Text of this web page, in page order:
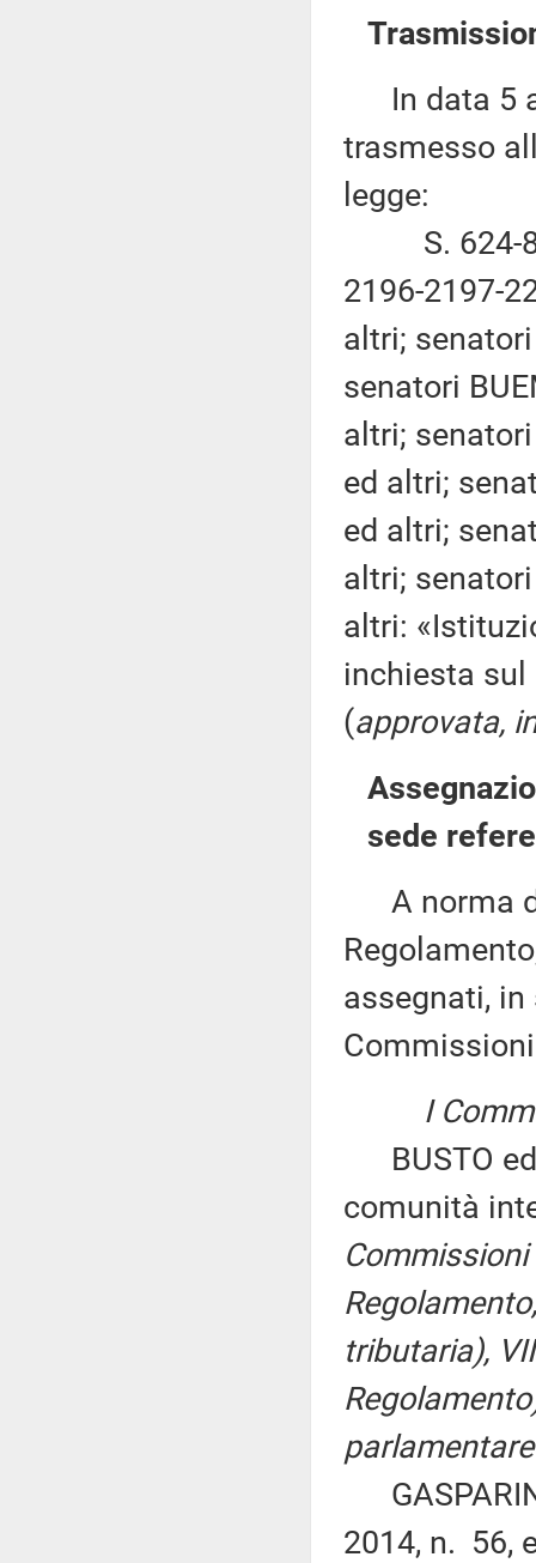
In data 5
trasmesso
legge:
S. 624-
2196-2197-
altri;
senatori
altri; senatori
ed altri;
ed altri;
altri;
altri:
inchiesta
(approvata,
sede
A norma
assegnati,
I
BUSTO ed
comunità
Commissioni
tributaria),
2014, n. 56,